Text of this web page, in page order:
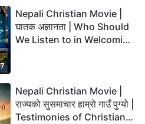
Nepali Christian Movie |
घातक अज्ञानता | Who Should
We Listen to in Welcoming
Nepali Christian Movie |
राज्यको सुसमाचार हाम्रो गाउँ पुग्यो |
Testimonies of Christians